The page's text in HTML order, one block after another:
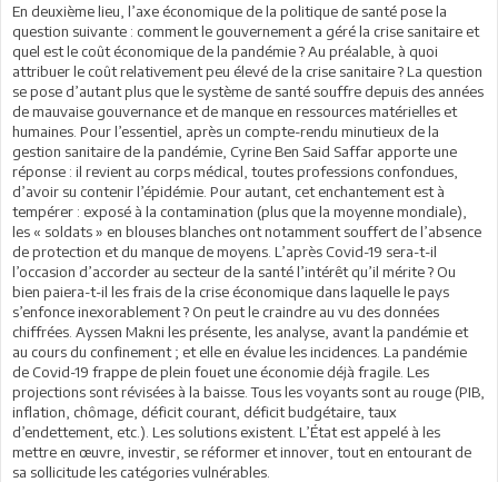
En deuxième lieu, l’axe économique de la politique de santé pose la
question suivante : comment le gouvernement a géré la crise sanitaire et
quel est le coût économique de la pandémie ? Au préalable, à quoi
attribuer le coût relativement peu élevé de la crise sanitaire ? La question
se pose d’autant plus que le système de santé souffre depuis des années
de mauvaise gouvernance et de manque en ressources matérielles et
humaines. Pour l’essentiel, après un compte-rendu minutieux de la
gestion sanitaire de la pandémie, Cyrine Ben Said Saffar apporte une
réponse : il revient au corps médical, toutes professions confondues,
d’avoir su contenir l’épidémie. Pour autant, cet enchantement est à
tempérer : exposé à la contamination (plus que la moyenne mondiale),
les « soldats » en blouses blanches ont notamment souffert de l’absence
de protection et du manque de moyens. L’après Covid-19 sera-t-il
l’occasion d’accorder au secteur de la santé l’intérêt qu’il mérite ? Ou
bien paiera-t-il les frais de la crise économique dans laquelle le pays
s’enfonce inexorablement ? On peut le craindre au vu des données
chiffrées. Ayssen Makni les présente, les analyse, avant la pandémie et
au cours du confinement ; et elle en évalue les incidences. La pandémie
de Covid-19 frappe de plein fouet une économie déjà fragile. Les
projections sont révisées à la baisse. Tous les voyants sont au rouge (PIB,
inflation, chômage, déficit courant, déficit budgétaire, taux
d’endettement, etc.). Les solutions existent. L’État est appelé à les
mettre en œuvre, investir, se réformer et innover, tout en entourant de
sa sollicitude les catégories vulnérables.